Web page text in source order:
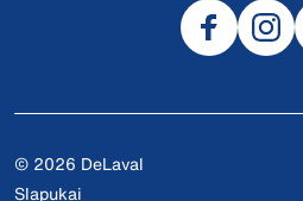
© 2026 DeLaval
Slapukai